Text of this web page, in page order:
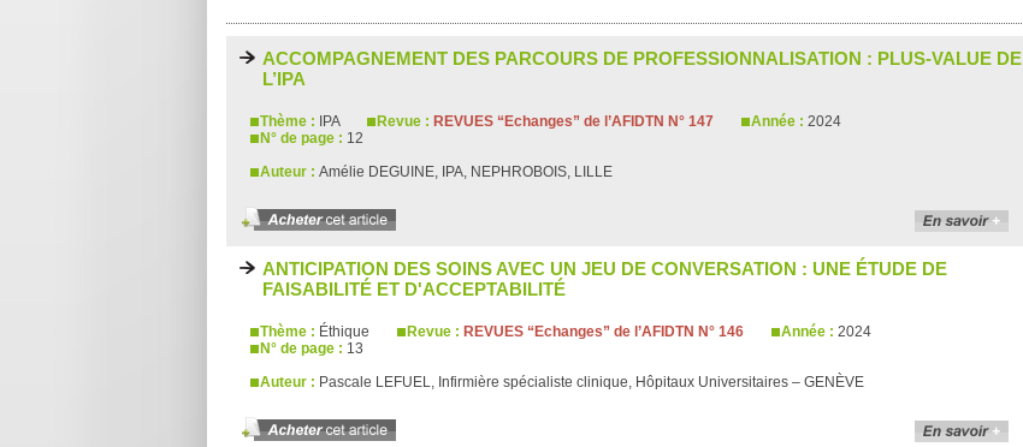
ACCOMPAGNEMENT DES PARCOURS DE PROFESSIONNALISATION : PLUS-VALUE DE
L’IPA
Thème : IPA Revue : REVUES “Echanges” de l’AFIDTN N° 147 Année : 2024
N° de page : 12
Auteur : Amélie DEGUINE, IPA, NEPHROBOIS, LILLE
ANTICIPATION DES SOINS AVEC UN JEU DE CONVERSATION : UNE ÉTUDE DE
FAISABILITÉ ET D'ACCEPTABILITÉ
Thème : Éthique Revue : REVUES “Echanges” de l’AFIDTN N° 146 Année : 2024
N° de page : 13
Auteur : Pascale LEFUEL, Infirmière spécialiste clinique, Hôpitaux Universitaires – GENÈVE